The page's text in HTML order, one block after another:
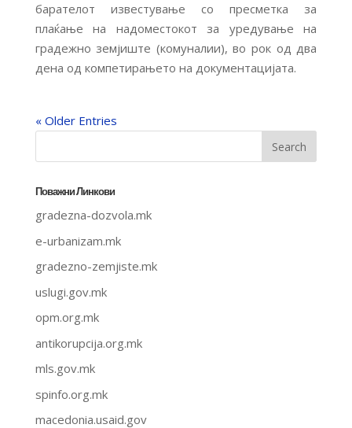
барателот известување со пресметка за
плаќање на надоместокот за уредување на
градежно земјиште (комуналии), во рок од два
дена од компетирањето на документацијата.
« Older Entries
Поважни Линкови
gradezna-dozvola.mk
e-urbanizam.mk
gradezno-zemjiste.mk
uslugi.gov.mk
opm.org.mk
antikorupcija.org.mk
mls.gov.mk
spinfo.org.mk
macedonia.usaid.gov